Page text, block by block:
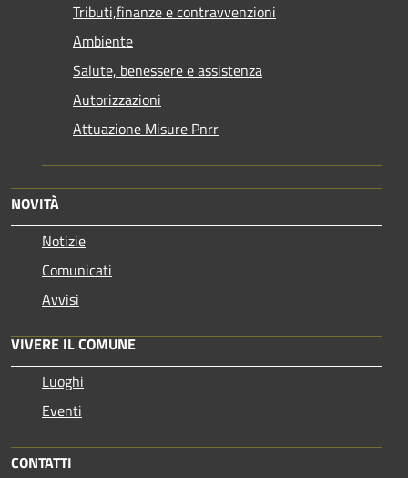
Tributi,finanze e contravvenzioni
Ambiente
Salute, benessere e assistenza
Autorizzazioni
Attuazione Misure Pnrr
NOVITÀ
Notizie
Comunicati
Avvisi
VIVERE IL COMUNE
Luoghi
Eventi
CONTATTI